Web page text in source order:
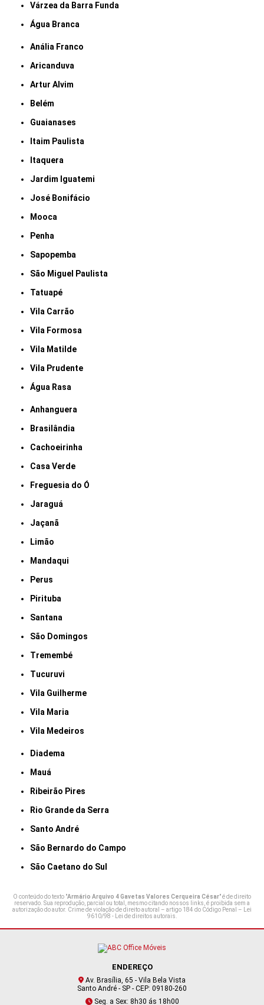
Várzea da Barra Funda
Água Branca
Anália Franco
Aricanduva
Artur Alvim
Belém
Guaianases
Itaim Paulista
Itaquera
Jardim Iguatemi
José Bonifácio
Mooca
Penha
Sapopemba
São Miguel Paulista
Tatuapé
Vila Carrão
Vila Formosa
Vila Matilde
Vila Prudente
Água Rasa
Anhanguera
Brasilândia
Cachoeirinha
Casa Verde
Freguesia do Ó
Jaraguá
Jaçanã
Limão
Mandaqui
Perus
Pirituba
Santana
São Domingos
Tremembé
Tucuruvi
Vila Guilherme
Vila Maria
Vila Medeiros
Diadema
Mauá
Ribeirão Pires
Rio Grande da Serra
Santo André
São Bernardo do Campo
São Caetano do Sul
O conteúdo do texto "Armário Arquivo 4 Gavetas Valores Cerqueira César" é de direito
reservado. Sua reprodução, parcial ou total, mesmo citando nossos links, é proibida sem a
autorização do autor. Crime de violação de direito autoral – artigo 184 do Código Penal – Lei
9610/98 - Lei de direitos autorais.
ENDEREÇO
Av. Brasília, 65 - Vila Bela Vista
Santo André - SP - CEP: 09180-260
Seg. a Sex: 8h30 ás 18h00